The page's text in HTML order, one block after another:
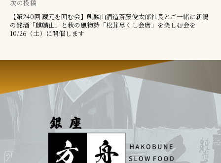
ビ
ゲ
シ
ョ
ン
次の投稿
【第240回 蔵元を囲む会】麒麟山酒造斎藤俊太郎社長とご一緒に新潟
の銘酒「麒麟山」と秋の風物詩「松茸尽くし会席」を楽しむ会を
10/26（土）に開催します